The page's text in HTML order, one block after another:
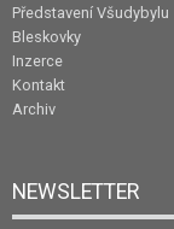
Představení Všudybylu
Bleskovky
Inzerce
Kontakt
Archiv
NEWSLETTER